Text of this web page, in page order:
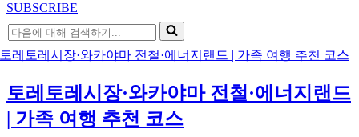
SUBSCRIBE
다
음
에
해
검
색
토레토레시장·와카야마 전철·에너지랜드
| 가족 여행 추천 코스